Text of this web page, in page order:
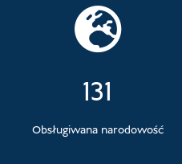
131
Obsługiwana narodowość